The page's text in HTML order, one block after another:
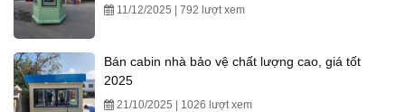
11/12/2025 | 792 lượt xem
Bán cabin nhà bảo vệ chất lượng cao, giá tốt
2025
21/10/2025 | 1026 lượt xem